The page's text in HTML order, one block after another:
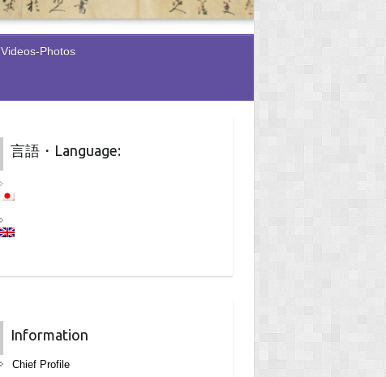
Videos-Photos
言語・Language:
Information
Chief Profile